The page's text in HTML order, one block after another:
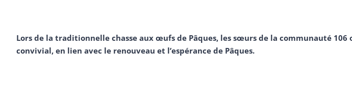
Lors de la traditionnelle chasse aux œufs de Pâques, les sœurs de la communauté
convivial, en lien avec le renouveau et l’espérance de Pâques.